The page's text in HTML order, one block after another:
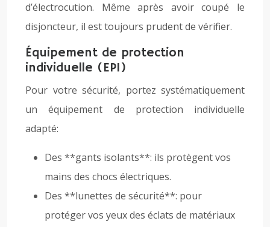
d’électrocution. Même après avoir coupé le
disjoncteur, il est toujours prudent de vérifier.
Équipement de protection
individuelle (EPI)
Pour votre sécurité, portez systématiquement
un équipement de protection individuelle
adapté:
Des **gants isolants**: ils protègent vos
mains des chocs électriques.
Des **lunettes de sécurité**: pour
protéger vos yeux des éclats de matériaux